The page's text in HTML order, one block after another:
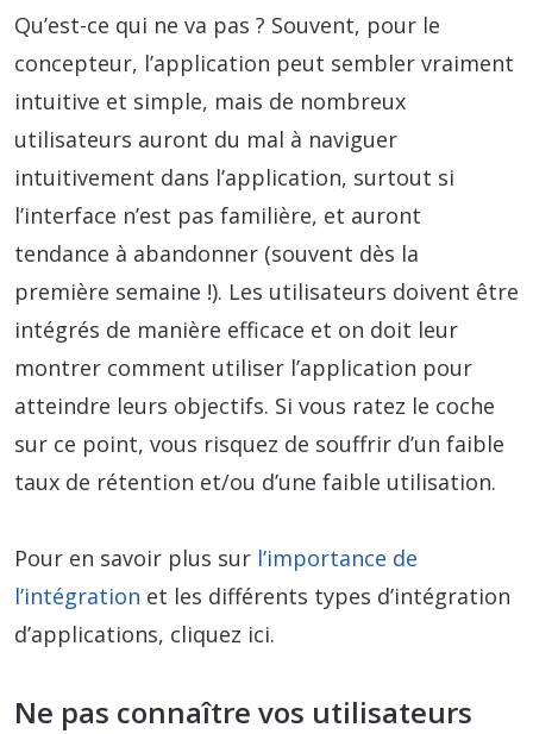
Qu’est-ce qui ne va pas ? Souvent, pour le
concepteur, l’application peut sembler vraiment
intuitive et simple, mais de nombreux
utilisateurs auront du mal à naviguer
intuitivement dans l’application, surtout si
l’interface n’est pas familière, et auront
tendance à abandonner (souvent dès la
première semaine !). Les utilisateurs doivent être
intégrés de manière efficace et on doit leur
montrer comment utiliser l’application pour
atteindre leurs objectifs. Si vous ratez le coche
sur ce point, vous risquez de souffrir d’un faible
taux de rétention et/ou d’une faible utilisation.
Pour en savoir plus sur l’importance de
l’intégration et les différents types d’intégration
d’applications, cliquez ici.
Ne pas connaître vos utilisateurs